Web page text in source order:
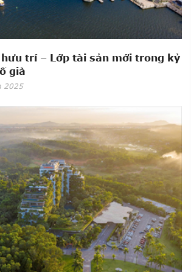
hưu trí – Lớp tài sản mới trong kỷ
già
2025